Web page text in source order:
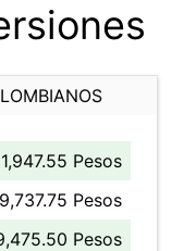
1,947.55 Pesos
9,737.75 Pesos
Pesos